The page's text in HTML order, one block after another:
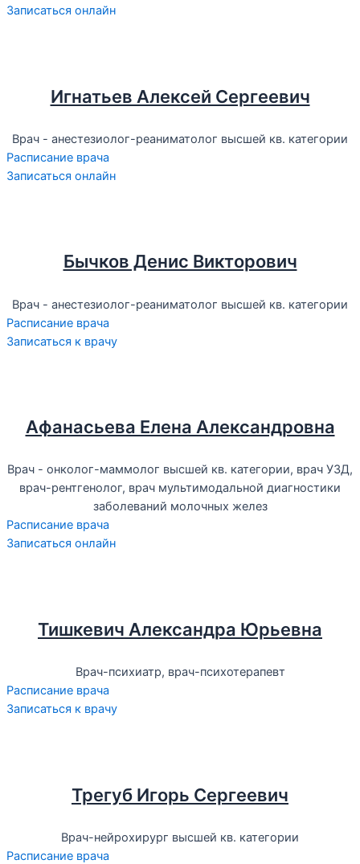
Записаться онлайн
Игнатьев Алексей Сергеевич
Врач - анестезиолог-реаниматолог высшей кв. категории
Расписание врача
Записаться онлайн
Бычков Денис Викторович
Врач - анестезиолог-реаниматолог высшей кв. категории
Расписание врача
Записаться к врачу
Афанасьева Елена Александровна
Врач - онколог-маммолог высшей кв. категории, врач УЗД,
врач-рентгенолог, врач мультимодальной диагностики
заболеваний молочных желез
Расписание врача
Записаться онлайн
Тишкевич Александра Юрьевна
Врач-психиатр, врач-психотерапевт
Расписание врача
Записаться к врачу
Трегуб Игорь Сергеевич
Врач-нейрохирург высшей кв. категории
Расписание врача